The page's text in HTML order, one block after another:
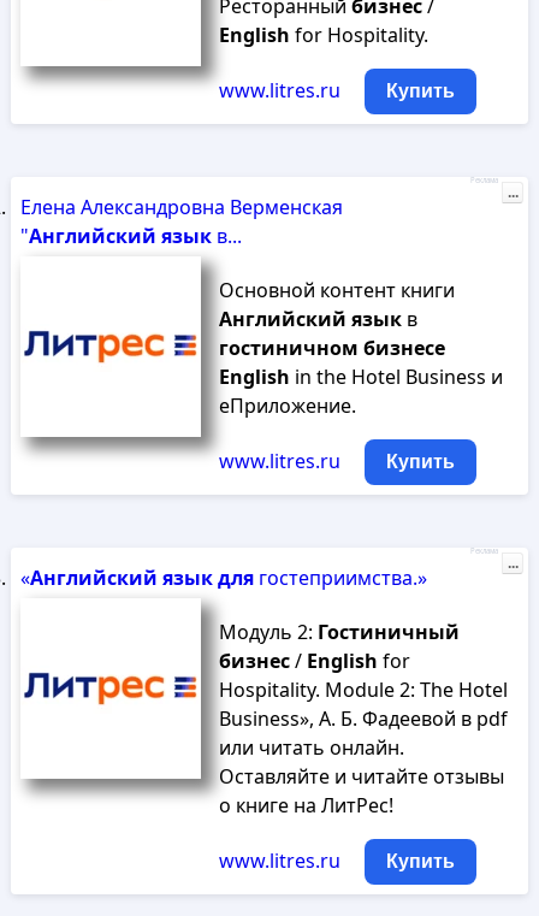
Ресторанный бизнес/
English for Hospitality.
www.litres.ru Купить
Елена Александровна Верменская
"Английский языкв...
Основной контент книги
Английский языкв
гостиничном бизнесе
English in the Hotel Business и
еПриложение.
www.litres.ru Купить
Реклама
...
«Английский языкдлягостеприимства.»
Модуль 2: Гостиничный
бизнес/ English for
Hospitality. Module 2: The Hotel
Business», А. Б. Фадеевой в pdf
или читать онлайн.
Оставляйте и читайте отзывы
о книге на ЛитРес!
www.litres.ru Купить
Реклама
...